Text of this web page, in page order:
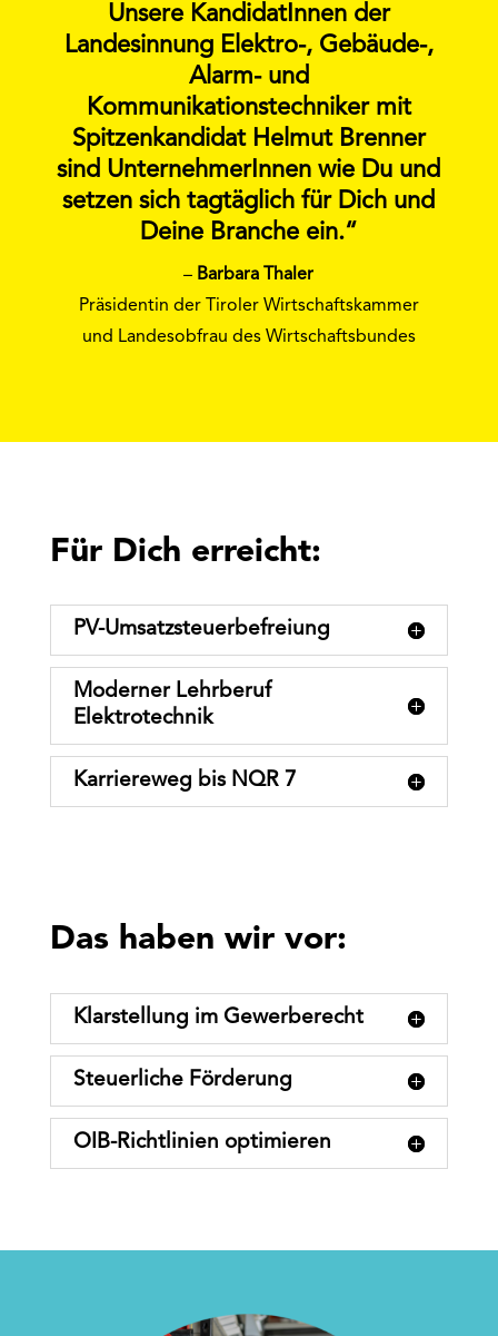
Unsere KandidatInnen der
Landesinnung Elektro-, Gebäude-,
Alarm- und
Kommunikationstechniker mit
Spitzenkandidat Helmut Brenner
sind UnternehmerInnen wie Du und
setzen sich tagtäglich für Dich und
Deine Branche ein.“
– Barbara Thaler
Präsidentin der Tiroler Wirtschaftskammer
und Landesobfrau des Wirtschaftsbundes
Für Dich erreicht:
PV-Umsatzsteuerbefreiung
Moderner Lehrberuf
Elektrotechnik
Karriereweg bis NQR 7
Das haben wir vor:
Klarstellung im Gewerberecht
Steuerliche Förderung
OIB-Richtlinien optimieren